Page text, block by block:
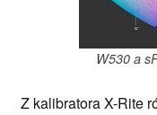
W530 a
Z kalibratora X-Rite